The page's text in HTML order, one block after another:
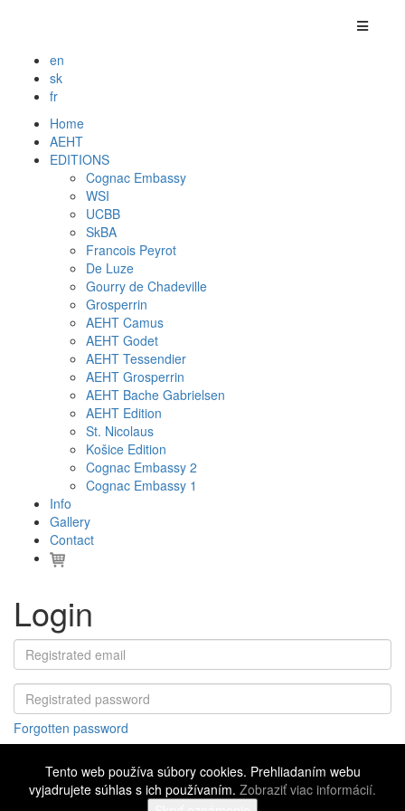
en
sk
fr
Home
AEHT
EDITIONS
Cognac Embassy
WSI
UCBB
SkBA
Francois Peyrot
De Luze
Gourry de Chadeville
Grosperrin
AEHT Camus
AEHT Godet
AEHT Tessendier
AEHT Grosperrin
AEHT Bache Gabrielsen
AEHT Edition
St. Nicolaus
Košice Edition
Cognac Embassy 2
Cognac Embassy 1
Info
Gallery
Contact
Login
Forgotten password
2016 - 2026 Cognac Embassy
Tento web používa súbory cookies. Prehliadaním webu
vyjadrujete súhlas s ich používaním. Zobraziť viac informácií.